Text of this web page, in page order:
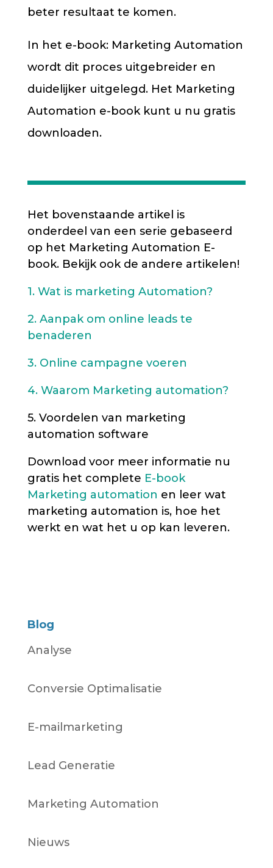
beter resultaat te komen.
In het e-book: Marketing Automation
wordt dit proces uitgebreider en
duidelijker uitgelegd. Het Marketing
Automation e-book kunt u nu gratis
downloaden.
Het bovenstaande artikel is
onderdeel van een serie gebaseerd
op het Marketing Automation E-
book. Bekijk ook de andere artikelen!
1. Wat is marketing Automation?
2. Aanpak om online leads te
benaderen
3. Online campagne voeren
4. Waarom Marketing automation?
5. Voordelen van marketing
automation software
Download voor meer informatie nu
gratis het complete E-book
Marketing automation en leer wat
marketing automation is, hoe het
werkt en wat het u op kan leveren.
Blog
Analyse
Conversie Optimalisatie
E-mailmarketing
Lead Generatie
Marketing Automation
Nieuws